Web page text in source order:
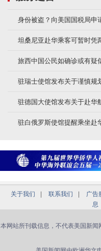
身份被盗？向美国国税局申
坦桑尼亚赴华乘客可暂时凭
旅西中国公民如确诊或有疑
驻瑞士使馆发布关于谨慎规
驻德国大使馆发布关于赴华
驻白俄罗斯使馆提醒乘坐赴
关于我们 联系我们 广告
息
本网站所刊载信息，不代表美国新